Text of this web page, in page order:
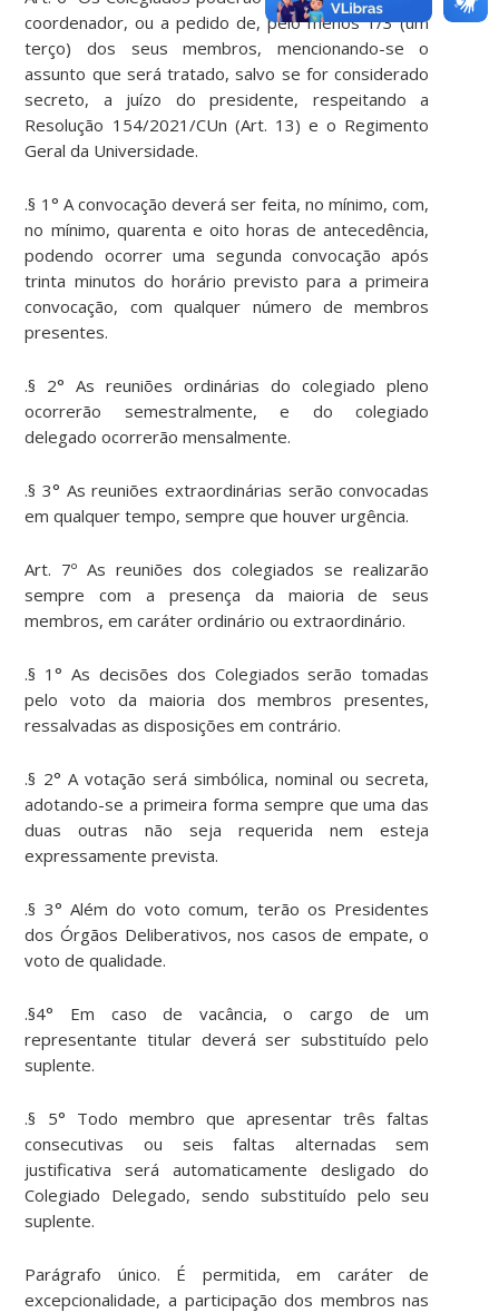
coordenador, ou a pedido de, pelo menos 1/3 (um
terço) dos seus membros, mencionando-se o
assunto que será tratado, salvo se for considerado
secreto, a juízo do presidente, respeitando a
Resolução 154/2021/CUn (Art. 13) e o Regimento
Geral da Universidade.
.§ 1° A convocação deverá ser feita, no mínimo, com,
no mínimo, quarenta e oito horas de antecedência,
podendo ocorrer uma segunda convocação após
trinta minutos do horário previsto para a primeira
convocação, com qualquer número de membros
presentes.
.§ 2° As reuniões ordinárias do colegiado pleno
ocorrerão semestralmente, e do colegiado
delegado ocorrerão mensalmente.
.§ 3° As reuniões extraordinárias serão convocadas
em qualquer tempo, sempre que houver urgência.
Art. 7º As reuniões dos colegiados se realizarão
sempre com a presença da maioria de seus
membros, em caráter ordinário ou extraordinário.
.§ 1° As decisões dos Colegiados serão tomadas
pelo voto da maioria dos membros presentes,
ressalvadas as disposições em contrário.
.§ 2° A votação será simbólica, nominal ou secreta,
adotando-se a primeira forma sempre que uma das
duas outras não seja requerida nem esteja
expressamente prevista.
.§ 3° Além do voto comum, terão os Presidentes
dos Órgãos Deliberativos, nos casos de empate, o
voto de qualidade.
.§4° Em caso de vacância, o cargo de um
representante titular deverá ser substituído pelo
suplente.
.§ 5° Todo membro que apresentar três faltas
consecutivas ou seis faltas alternadas sem
justificativa será automaticamente desligado do
Colegiado Delegado, sendo substituído pelo seu
suplente.
Parágrafo único. É permitida, em caráter de
excepcionalidade, a participação dos membros nas